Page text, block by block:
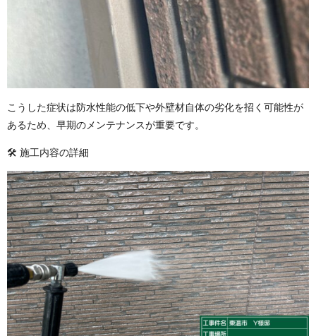
こうした症状は防水性能の低下や外壁材自体の劣化を招く可能性が
あるため、早期のメンテナンスが重要です。
🛠️ 施工内容の詳細